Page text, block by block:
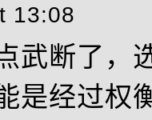
13:08
武断了，
是经过权